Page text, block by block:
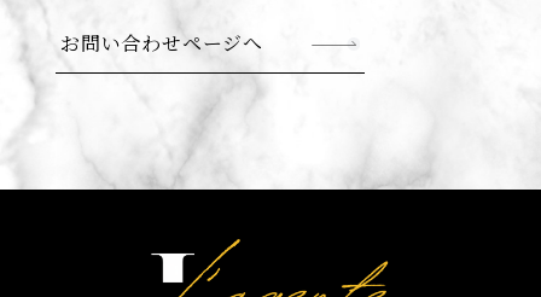
お問い合わせページへ